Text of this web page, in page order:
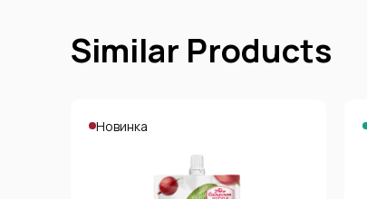
Similar Products
Новинка